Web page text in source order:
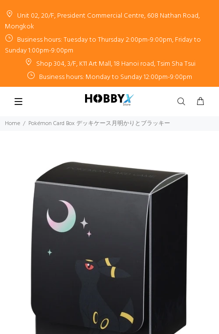
Unit 02, 20/F, President Commercial Centre, 608 Nathan Road,
Mongkok
Business hours: Tuesday to Thursday 2:00pm-9:00pm, Friday to
Sunday 1:00pm-9:00pm
Shop 304, 3/F, K11 Art Mall, 18 Hanoi road, Tsim Sha Tsui
Business hours: Monday to Sunday 12:00pm-9:00pm
Home Pokémon Card Box デッキケース月明かりとブラッキー